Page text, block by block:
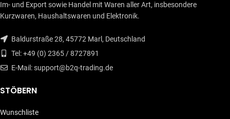
Im- und Export sowie Handel mit Waren aller Art, insbesondere
Kurzwaren, Haushaltswaren und Elektronik.
Baldurstraße 28, 45772 Marl, Deutschland
Tel: +49 (0) 2365 / 8727891
E-Mail: support@b2q-trading.de
STÖBERN
Wunschliste